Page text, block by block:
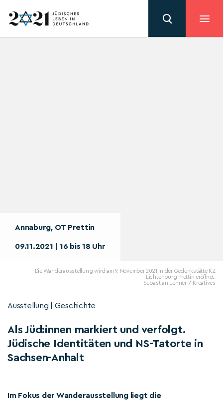
Annaburg, OT Prettin
09.11.2021 | 16 bis 18 Uhr
Die Wanderausstellung wird am 9. November 2021 in der Gedenkstätte KZ
Lichtenburg Prettin eröffnet.
Sebastian Lehner / Kreatives
Ausstellung | Geschichte
Als Jüd:innen markiert und verfolgt.
Jüdische Identitäten und NS-Tatorte in
Sachsen-Anhalt
Im Fokus der Wanderausstellung liegt die